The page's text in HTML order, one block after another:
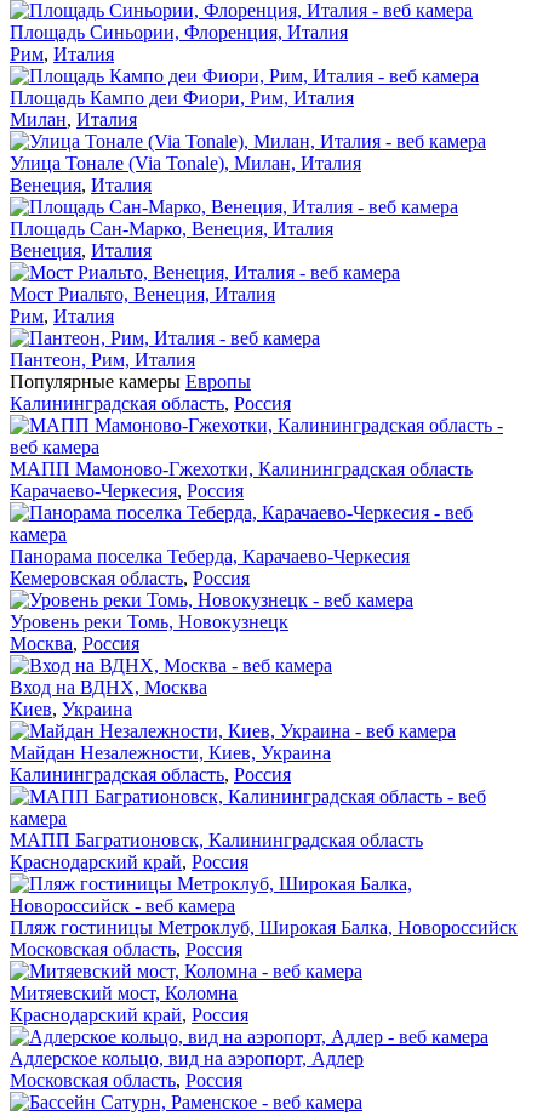
Площадь Синьории, Флоренция, Италия
Рим, Италия
Площадь Кампо деи Фиори, Рим, Италия
Милан, Италия
Улица Тонале (Via Tonale), Милан, Италия
Венеция, Италия
Площадь Сан-Марко, Венеция, Италия
Венеция, Италия
Мост Риальто, Венеция, Италия
Рим, Италия
Пантеон, Рим, Италия
Популярные камеры Европы
Калининградская область, Россия
МАПП Мамоново-Гжехотки, Калининградская область
Карачаево-Черкесия, Россия
Панорама поселка Теберда, Карачаево-Черкесия
Кемеровская область, Россия
Уровень реки Томь, Новокузнецк
Москва, Россия
Вход на ВДНХ, Москва
Киев, Украина
Майдан Незалежности, Киев, Украина
Калининградская область, Россия
МАПП Багратионовск, Калининградская область
Краснодарский край, Россия
Пляж гостиницы Метроклуб, Широкая Балка, Новороссийск
Московская область, Россия
Митяевский мост, Коломна
Краснодарский край, Россия
Адлерское кольцо, вид на аэропорт, Адлер
Московская область, Россия